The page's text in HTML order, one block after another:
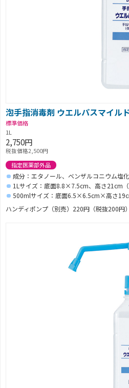
泡手指消毒剤 ウエルパスマイルド
標準価格
1L
2,750円
税抜価格2,500円
指定医薬部外品
成分：エタノール、ベンザルコニウム塩
1Lサイズ：底面8.8×7.5cm、高さ21cm（
500mlサイズ：底面6.5×6.5cm×高さ
ハンディポンプ（別売）220円（税抜200円）